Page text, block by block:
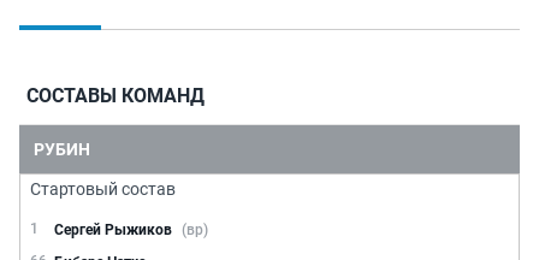
СОСТАВЫ КОМАНД
РУБИН
Стартовый состав
1 Сергей Рыжиков (вр)